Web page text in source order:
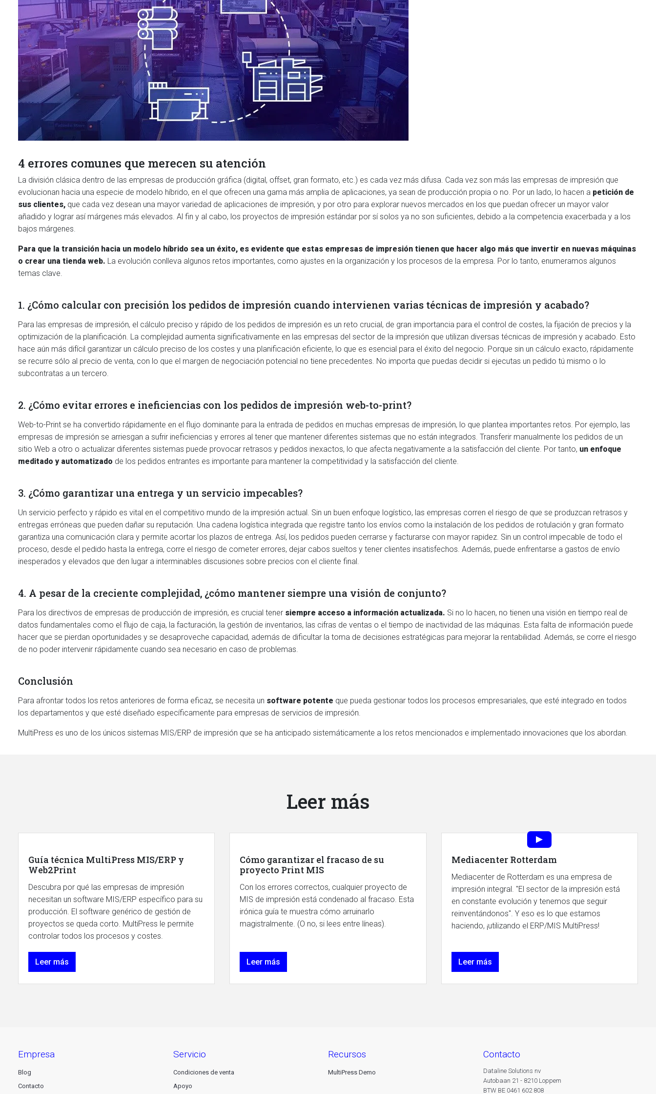
4 errores comunes que merecen su atención
La división clásica dentro de las empresas de producción gráfica (digital, offset, gran formato, etc.) es cada vez más difusa. Cada vez son más las empresas de impresión que
evolucionan hacia una especie de modelo híbrido, en el que ofrecen una gama más amplia de aplicaciones, ya sean de producción propia o no. Por un lado, lo hacen a petición de
sus clientes, que cada vez desean una mayor variedad de aplicaciones de impresión, y por otro para explorar nuevos mercados en los que puedan ofrecer un mayor valor
añadido y lograr así márgenes más elevados. Al fin y al cabo, los proyectos de impresión estándar por sí solos ya no son suficientes, debido a la competencia exacerbada y a los
bajos márgenes.
Para que la transición hacia un modelo híbrido sea un éxito, es evidente que estas empresas de impresión tienen que hacer algo más que invertir en nuevas máquinas
o crear una tienda web. La evolución conlleva algunos retos importantes, como ajustes en la organización y los procesos de la empresa. Por lo tanto, enumeramos algunos
temas clave.
1. ¿Cómo calcular con precisión los pedidos de impresión cuando intervienen varias técnicas de impresión y acabado?
Para las empresas de impresión, el cálculo preciso y rápido de los pedidos de impresión es un reto crucial, de gran importancia para el control de costes, la fijación de precios y la
optimización de la planificación. La complejidad aumenta significativamente en las empresas del sector de la impresión que utilizan diversas técnicas de impresión y acabado. Esto
hace aún más difícil garantizar un cálculo preciso de los costes y una planificación eficiente, lo que es esencial para el éxito del negocio. Porque sin un cálculo exacto, rápidamente
se recurre sólo al precio de venta, con lo que el margen de negociación potencial no tiene precedentes. No importa que puedas decidir si ejecutas un pedido tú mismo o lo
subcontratas a un tercero.
2. ¿Cómo evitar errores e ineficiencias con los pedidos de impresión web-to-print?
Web-to-Print se ha convertido rápidamente en el flujo dominante para la entrada de pedidos en muchas empresas de impresión, lo que plantea importantes retos. Por ejemplo, las
empresas de impresión se arriesgan a sufrir ineficiencias y errores al tener que mantener diferentes sistemas que no están integrados. Transferir manualmente los pedidos de un
sitio Web a otro o actualizar diferentes sistemas puede provocar retrasos y pedidos inexactos, lo que afecta negativamente a la satisfacción del cliente. Por tanto, un enfoque
meditado y automatizado de los pedidos entrantes es importante para mantener la competitividad y la satisfacción del cliente.
3. ¿Cómo garantizar una entrega y un servicio impecables?
Un servicio perfecto y rápido es vital en el competitivo mundo de la impresión actual. Sin un buen enfoque logístico, las empresas corren el riesgo de que se produzcan retrasos y
entregas erróneas que pueden dañar su reputación. Una cadena logística integrada que registre tanto los envíos como la instalación de los pedidos de rotulación y gran formato
garantiza una comunicación clara y permite acortar los plazos de entrega. Así, los pedidos pueden cerrarse y facturarse con mayor rapidez. Sin un control impecable de todo el
proceso, desde el pedido hasta la entrega, corre el riesgo de cometer errores, dejar cabos sueltos y tener clientes insatisfechos. Además, puede enfrentarse a gastos de envío
inesperados y elevados que den lugar a interminables discusiones sobre precios con el cliente final.
4. A pesar de la creciente complejidad, ¿cómo mantener siempre una visión de conjunto?
Para los directivos de empresas de producción de impresión, es crucial tener siempre acceso a información actualizada. Si no lo hacen, no tienen una visión en tiempo real de
datos fundamentales como el flujo de caja, la facturación, la gestión de inventarios, las cifras de ventas o el tiempo de inactividad de las máquinas. Esta falta de información puede
hacer que se pierdan oportunidades y se desaproveche capacidad, además de dificultar la toma de decisiones estratégicas para mejorar la rentabilidad. Además, se corre el riesgo
de no poder intervenir rápidamente cuando sea necesario en caso de problemas.
Conclusión
Para afrontar todos los retos anteriores de forma eficaz, se necesita un software potente que pueda gestionar todos los procesos empresariales, que esté integrado en todos
los departamentos y que esté diseñado específicamente para empresas de servicios de impresión.
MultiPress es uno de los únicos sistemas MIS/ERP de impresión que se ha anticipado sistemáticamente a los retos mencionados e implementado innovaciones que los abordan.
Leer más
Guía técnica MultiPress MIS/ERP y
Web2Print
Descubra por qué las empresas de impresión
necesitan un software MIS/ERP específico para su
producción. El software genérico de gestión de
proyectos se queda corto. MultiPress le permite
controlar todos los procesos y costes.
Leer más
Cómo garantizar el fracaso de su
proyecto Print MIS
Con los errores correctos, cualquier proyecto de
MIS de impresión está condenado al fracaso. Esta
irónica guía te muestra cómo arruinarlo
magistralmente. (O no, si lees entre líneas).
Leer más
Mediacenter Rotterdam
Mediacenter de Rotterdam es una empresa de
impresión integral. "El sector de la impresión está
en constante evolución y tenemos que seguir
reinventándonos". Y eso es lo que estamos
haciendo, ¡utilizando el ERP/MIS MultiPress!
Leer más
empresa
Blog
Contacto
servicio
Condiciones de venta
Apoyo
recursos
MultiPress Demo
contacto
Dataline Solutions nv
Autobaan 21 - 8210 Loppem
BTW BE 0461 602 808